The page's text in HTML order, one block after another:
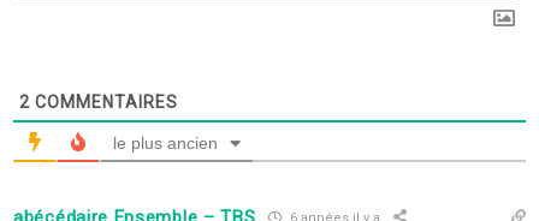
2 COMMENTAIRES
le plus ancien